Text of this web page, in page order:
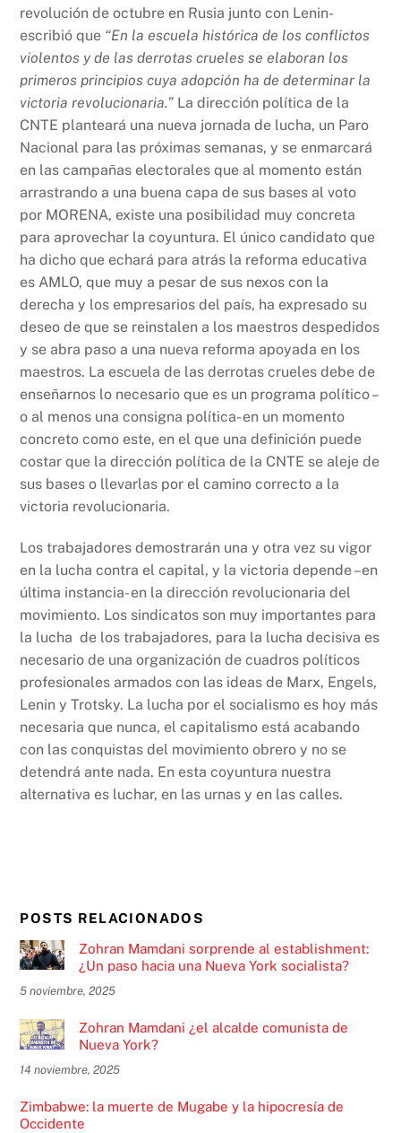
revolución de octubre en Rusia junto con Lenin-
escribió que “En la escuela histórica de los conflictos
violentos y de las derrotas crueles se elaboran los
primeros principios cuya adopción ha de determinar la
victoria revolucionaria.” La dirección política de la
CNTE planteará una nueva jornada de lucha, un Paro
Nacional para las próximas semanas, y se enmarcará
en las campañas electorales que al momento están
arrastrando a una buena capa de sus bases al voto
por MORENA, existe una posibilidad muy concreta
para aprovechar la coyuntura. El único candidato que
ha dicho que echará para atrás la reforma educativa
es AMLO, que muy a pesar de sus nexos con la
derecha y los empresarios del país, ha expresado su
deseo de que se reinstalen a los maestros despedidos
y se abra paso a una nueva reforma apoyada en los
maestros. La escuela de las derrotas crueles debe de
enseñarnos lo necesario que es un programa político –
o al menos una consigna política- en un momento
concreto como este, en el que una definición puede
costar que la dirección política de la CNTE se aleje de
sus bases o llevarlas por el camino correcto a la
victoria revolucionaria.
Los trabajadores demostrarán una y otra vez su vigor
en la lucha contra el capital, y la victoria depende –en
última instancia- en la dirección revolucionaria del
movimiento. Los sindicatos son muy importantes para
la lucha de los trabajadores, para la lucha decisiva es
necesario de una organización de cuadros políticos
profesionales armados con las ideas de Marx, Engels,
Lenin y Trotsky. La lucha por el socialismo es hoy más
necesaria que nunca, el capitalismo está acabando
con las conquistas del movimiento obrero y no se
detendrá ante nada. En esta coyuntura nuestra
alternativa es luchar, en las urnas y en las calles.
POSTS RELACIONADOS
Zohran Mamdani sorprende al establishment:
¿Un paso hacia una Nueva York socialista?
5 noviembre, 2025
Zohran Mamdani ¿el alcalde comunista de
Nueva York?
14 noviembre, 2025
Zimbabwe: la muerte de Mugabe y la hipocresía de
Occidente